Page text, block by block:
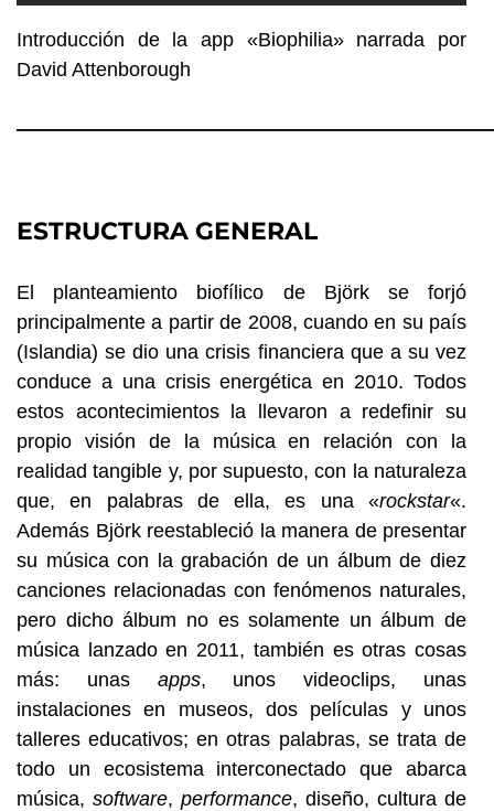
Introducción de la app «Biophilia» narrada por
David Attenborough
ESTRUCTURA GENERAL
El planteamiento biofílico de Björk se forjó
principalmente a partir de 2008, cuando en su país
(Islandia) se dio una crisis financiera que a su vez
conduce a una crisis energética en 2010. Todos
estos acontecimientos la llevaron a redefinir su
propio visión de la música en relación con la
realidad tangible y, por supuesto, con la naturaleza
que, en palabras de ella, es una «rockstar«.
Además Björk reestableció la manera de presentar
su música con la grabación de un álbum de diez
canciones relacionadas con fenómenos naturales,
pero dicho álbum no es solamente un álbum de
música lanzado en 2011, también es otras cosas
más: unas apps, unos videoclips, unas
instalaciones en museos, dos películas y unos
talleres educativos; en otras palabras, se trata de
todo un ecosistema interconectado que abarca
música, software, performance, diseño, cultura de